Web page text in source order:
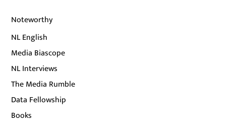
Noteworthy
NL English
Media Biascope
NL Interviews
The Media Rumble
Data Fellowship
Books